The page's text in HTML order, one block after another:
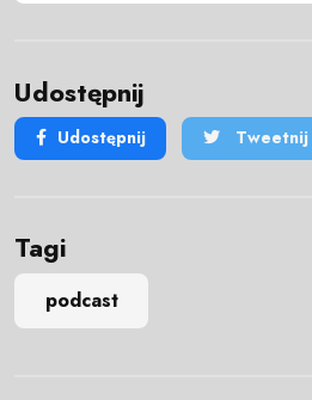
Udostępnij
Udostępnij Tweetnij
Tagi
podcast